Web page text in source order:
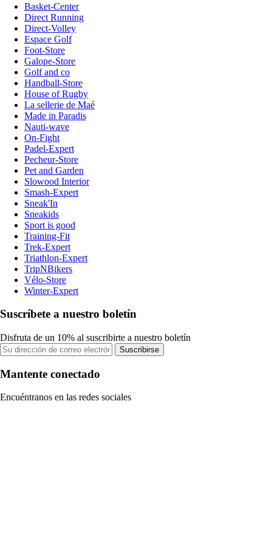
Basket-Center
Direct Running
Direct-Volley
Espace Golf
Foot-Store
Galope-Store
Golf and co
Handball-Store
House of Rugby
La sellerie de Maé
Made in Paradis
Nauti-wave
On-Fight
Padel-Expert
Pecheur-Store
Pet and Garden
Slowood Interior
Smash-Expert
Sneak'In
Sneakids
Sport is good
Training-Fit
Trek-Expert
Triathlon-Expert
TripNBikers
Vélo-Store
Winter-Expert
Suscríbete a nuestro boletín
Disfruta de un 10% al suscribirte a nuestro boletín
Suscribirse
Mantente conectado
Encuéntranos en las redes sociales